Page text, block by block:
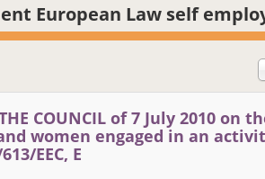
European Law self
COUNCIL of 7 July 2010 on
women engaged in an
EEC, Ε